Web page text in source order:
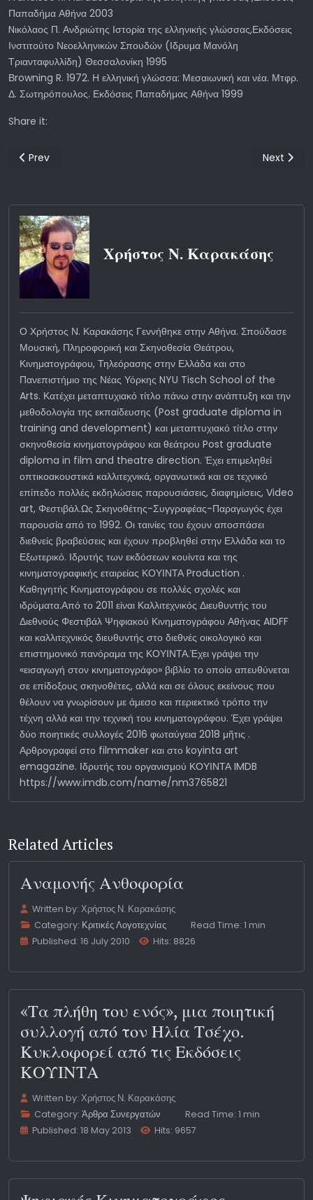
Παπαδήμα Αθήνα 2003
Nικόλαος Π. Ανδριώτης Ιστορία της ελληνικής γλώσσας,Εκδόσεις
Ινστιτούτο Νεοελληνικών Σπουδών (Ιδρυμα Μανόλη
Τριανταφυλλίδη) Θεσσαλονίκη 1995
Βrowning R. 1972. Η ελληνική γλώσσα: Μεσαιωνική και νέα. Μτφρ.
Δ. Σωτηρόπουλος. Εκδόσεις Παπαδήμας Αθήνα 1999
Share it:
Previous article: Η Nεωτερικότητα στην Τέχνη
Prev Next
Next
Χρήστος Ν. Καρακάσης
Ο Χρήστος Ν. Καρακάσης Γεννήθηκε στην Αθήνα. Σπούδασε
Μουσική, Πληροφορική και Σκηνοθεσία Θεάτρου,
Κινηματογράφου, Τηλεόρασης στην Ελλάδα και στο
Πανεπιστήμιο της Νέας Υόρκης NYU Tisch School of the
Arts. Κατέχει μεταπτυχιακό τίτλο πάνω στην ανάπτυξη και την
μεθοδολογία της εκπαίδευσης (Post graduate diploma in
training and development) και μεταπτυχιακό τίτλο στην
σκηνοθεσία κινηματογράφου και θεάτρου Post graduate
diploma in film and theatre direction. Έχει επιμεληθεί
οπτικοακουστικά καλλιτεχνικά, οργανωτικά και σε τεχνικό
επίπεδο πολλές εκδηλώσεις παρουσιάσεις, διαφημίσεις, Video
art, Φεστιβάλ.Ως Σκηνοθέτης-Συγγραφέας-Παραγωγός έχει
παρουσία από το 1992. Οι ταινίες του έχουν αποσπάσει
διεθνείς βραβεύσεις και έχουν προβληθεί στην Ελλάδα και το
Εξωτερικό. Ιδρυτής των εκδόσεων κουίντα και της
κινηματογραφικής εταιρείας ΚΟΥΙΝΤΑ Production .
Καθηγητής Κινηματογράφου σε πολλές σχολές και
ιδρύματα.Από το 2011 είναι Καλλιτεχνικός Διευθυντής του
Διεθνούς Φεστιβάλ Ψηφιακού Κινηματογράφου Αθήνας AIDFF
και καλλιτεχνικός διευθυντής στο διεθνές οικολογικό και
επιστημονικό πανόραμα της ΚΟΥΙΝΤΑ.Έχει γράψει την
«εισαγωγή στον κινηματογράφο» βιβλίο το οποίο απευθύνεται
σε επίδοξους σκηνοθέτες, αλλά και σε όλους εκείνους που
θέλουν να γνωρίσουν με άμεσο και περιεκτικό τρόπο την
τέχνη αλλά και την τεχνική του κινηματογράφου. Έχει γράψει
δύο ποιητικές συλλογές 2016 φωταύγεια 2018 μῆτις .
Αρθρογραφεί στο filmmaker και στο koyinta art
emagazine. Ιδρυτής του οργανισμού ΚΟΥΙΝΤΑ IMDB
https://www.imdb.com/name/nm3765821
Related Articles
Αναμονής Ανθοφορία
Written by:Χρήστος Ν. Καρακάσης
Category: Κριτικές Λογοτεχνίας
Read Time: 1 min
Published: 16 July 2010
Hits: 8826
«Τα πλήθη του ενός», μια ποιητική
συλλογή από τον Ηλία Τσέχο.
Κυκλοφορεί από τις Εκδόσεις
ΚΟΥΙΝΤΑ
Written by:Χρήστος Ν. Καρακάσης
Category:Άρθρα Συνεργατών
Read Time: 1 min
Published: 18 May 2013
Hits: 9657